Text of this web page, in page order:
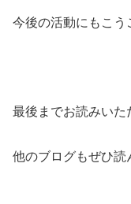
今後の活動にもこう
最後までお読みいた
他のブログもぜひ読